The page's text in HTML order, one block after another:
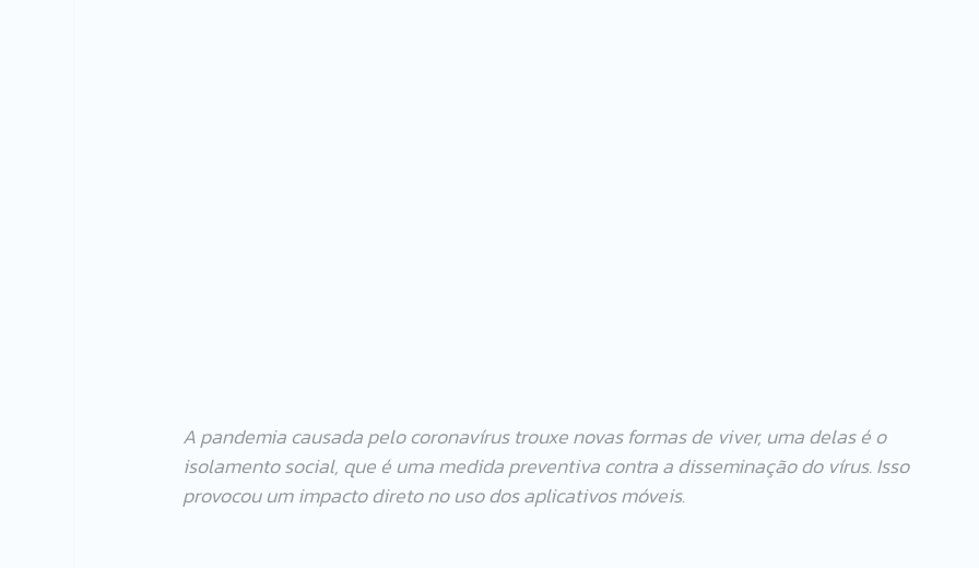
A pandemia causada pelo coronavírus trouxe novas formas de viver, uma delas é o
isolamento social, que é uma medida preventiva contra a disseminação do vírus. Isso
provocou um impacto direto no uso dos aplicativos móveis.